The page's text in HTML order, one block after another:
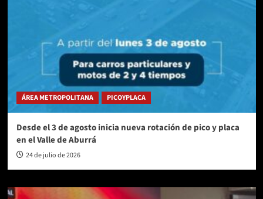
ÁREA METROPOLITANA PICOYPLACA
Desde el 3 de agosto inicia nueva rotación de pico y placa
en el Valle de Aburrá
24 de julio de 2026